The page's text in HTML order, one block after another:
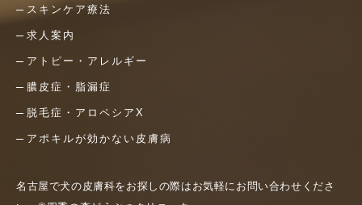
スキンケア療法
求人案内
アトピー・アレルギー
膿皮症・脂漏症
脱毛症・アロペシアX
アポキルが効かない皮膚病
名古屋で犬の皮膚科をお探しの際はお気軽にお問い合わせくださ